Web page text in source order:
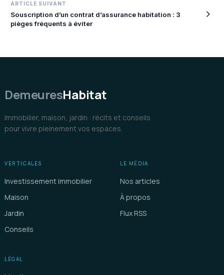
ARTICLE SUIVANT
Souscription d’un contrat d’assurance habitation : 3
pièges fréquents à éviter
DemeuresHabitat
Immobilier, maison, jardin : récits et conseils
pour vivre pleinement vos espaces.
VERTICALES
Investissement immobilier
Maison
Jardin
Conseils
LE MÉDIA
Nos articles
À propos
Flux RSS
LÉGAL